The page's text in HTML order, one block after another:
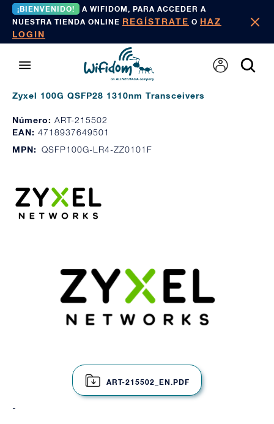
¡BIENVENIDO!
A WIFIDOM, PARA ACCEDER A
NUESTRA TIENDA ONLINE REGÍSTRATE O HAZ
LOGIN
Zyxel 100G QSFP28 1310nm Transceivers
Número: ART-215502
EAN: 4718937649501
MPN: QSFP100G-LR4-ZZ0101F
ART-215502_EN.PDF
-